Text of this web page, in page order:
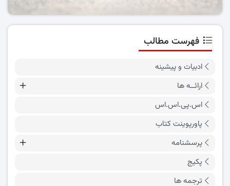
فهرست مطالب
ادبیات و پیشینه
ارائــه ها
اس.پی.اس.اس
پاورپوینت کتاب
پرسشنامه
پکیج
ترجمه ها